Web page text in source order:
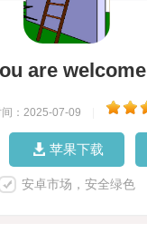
are welcome
间：2025-07-09
苹果下载
安卓市场，安全绿色